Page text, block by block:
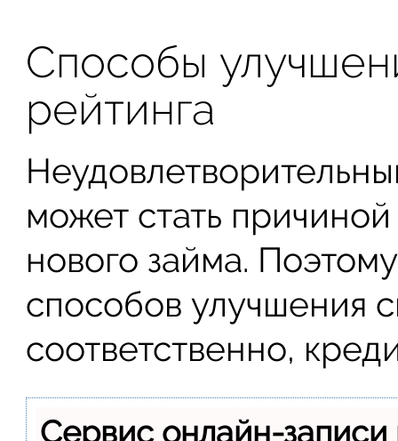
Способы
рейтинга
может стать
нового займа.
способов улучшения
соответственно,
Сервис онлайн-